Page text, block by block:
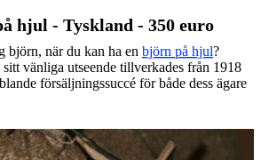
hjul - Tyskland - 350 euro
björn, när du kan ha en björn på hjul?
vänliga utseende tillverkades från 1918
försäljningssuccé för både dess ägare